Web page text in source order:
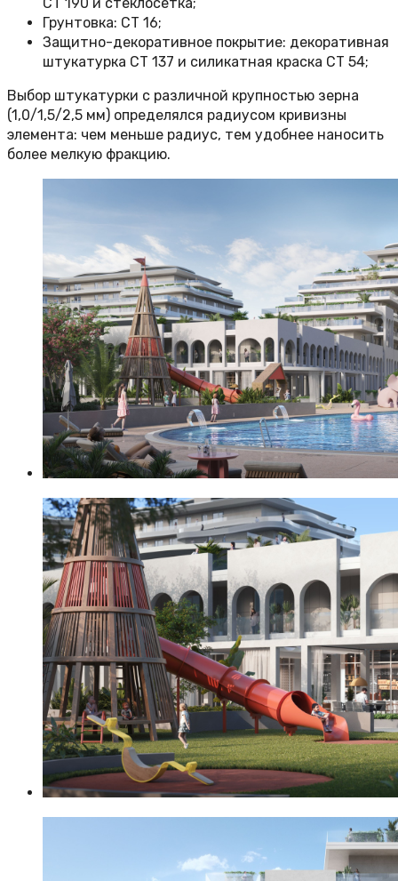
Грунтовка: СТ 16;
Защитно-декоративное покрытие: декоративная
штукатурка СТ 137 и силикатная краска СТ 54;
Выбор штукатурки с различной крупностью зерна
(1,0/1,5/2,5 мм) определялся радиусом кривизны
элемента: чем меньше радиус, тем удобнее наносить
более мелкую фракцию.